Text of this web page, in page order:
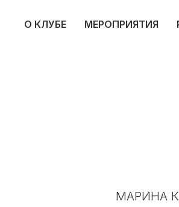
О КЛУБЕ МЕРОПРИЯТИЯ
МАРИНА